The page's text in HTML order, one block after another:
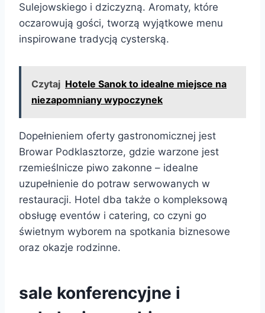
Sulejowskiego i dziczyzną. Aromaty, które
oczarowują gości, tworzą wyjątkowe menu
inspirowane tradycją cysterską.
Czytaj Hotele Sanok to idealne miejsce na
niezapomniany wypoczynek
Dopełnieniem oferty gastronomicznej jest
Browar Podklasztorze, gdzie warzone jest
rzemieślnicze piwo zakonne – idealne
uzupełnienie do potraw serwowanych w
restauracji. Hotel dba także o kompleksową
obsługę eventów i catering, co czyni go
świetnym wyborem na spotkania biznesowe
oraz okazje rodzinne.
sale konferencyjne i